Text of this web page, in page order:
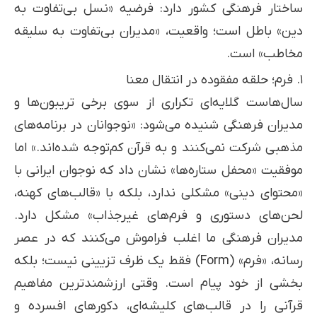
ساختار فرهنگی کشور دارد: فرضیه «نسل بی‌تفاوت به
دین» باطل است؛ واقعیت، «مدیران بی‌تفاوت به سلیقه
مخاطب» است.
۱. فرم؛ حلقه مفقوده در انتقال معنا
سال‌هاست گلایه‌ای تکراری از سوی برخی تریبون‌ها و
مدیران فرهنگی شنیده می‌شود: «نوجوانان در برنامه‌های
مذهبی شرکت نمی‌کنند و به قرآن کم‌توجه شده‌اند.» اما
موفقیت «محفل ستاره‌ها» نشان داد که نوجوان ایرانی با
«محتوای دینی» مشکلی ندارد، بلکه با «قالب‌های کهنه،
لحن‌های دستوری و فرم‌های غیرجذاب» مشکل دارد.
مدیران فرهنگی ما اغلب فراموش می‌کنند که در عصر
رسانه، «فرم» (Form) فقط یک ظرف تزیینی نیست؛ بلکه
بخشی از خود پیام است. وقتی ارزشمندترین مفاهیم
قرآنی را در قالب‌های کلیشه‌ای، دکورهای افسرده و